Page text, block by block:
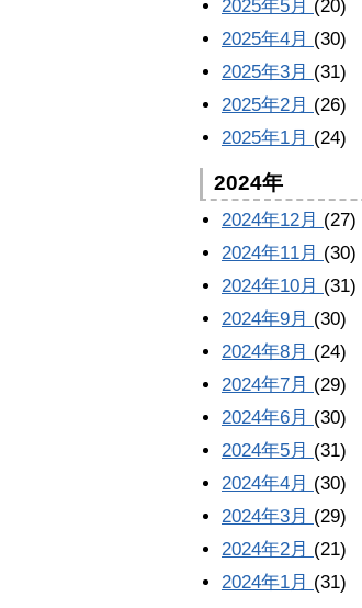
2025年5月 (20)
2025年4月 (30)
2025年3月 (31)
2025年2月 (26)
2025年1月 (24)
2024年
2024年12月 (27)
2024年11月 (30)
2024年10月 (31)
2024年9月 (30)
2024年8月 (24)
2024年7月 (29)
2024年6月 (30)
2024年5月 (31)
2024年4月 (30)
2024年3月 (29)
2024年2月 (21)
2024年1月 (31)